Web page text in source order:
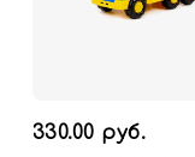
330.00 руб.